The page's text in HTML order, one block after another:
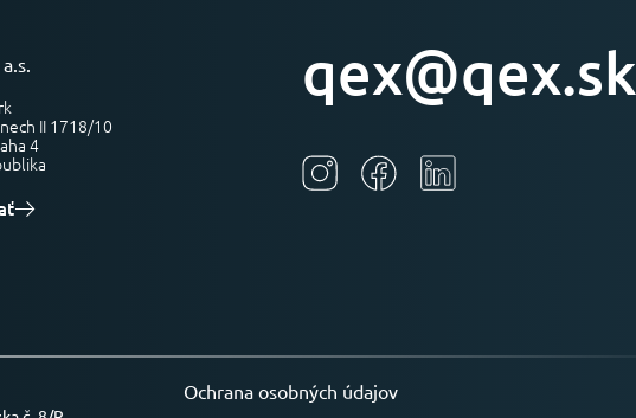
II 1718/10
4
qex@qex.sk
Ochrana osobných údajov